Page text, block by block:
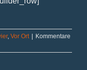
, Vor Ort | Kommentare